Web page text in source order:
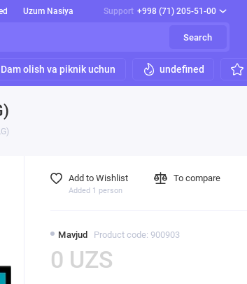
Uzum Nasiya Support +998 (71) 205-51-00
Search
Dam olish va piknik uchun undefined
Mavjud Product code: 900903
0 UZS
Add to Wishlist
Added 1 person
To compare